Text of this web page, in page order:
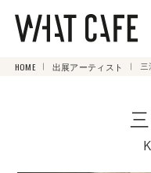
HOME 出展アーティスト 三